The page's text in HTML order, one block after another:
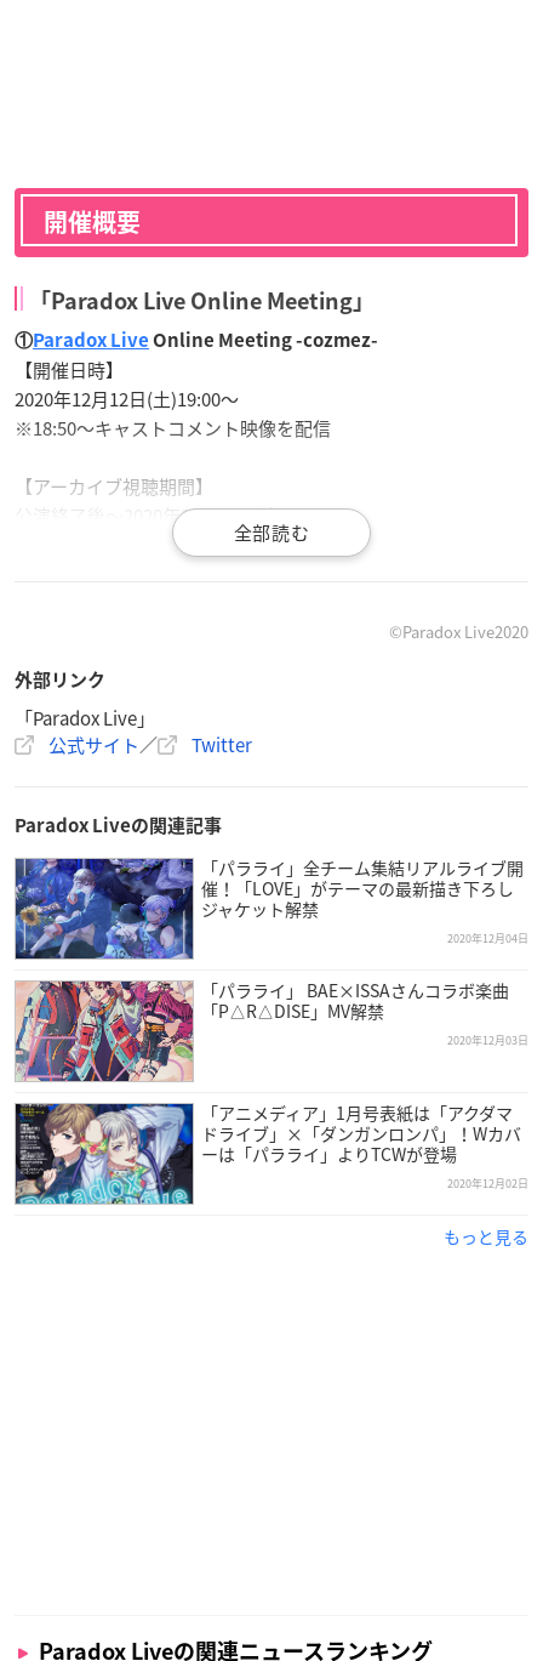
開催概要
「Paradox Live Online Meeting」
①Paradox Live Online Meeting -cozmez-
【開催日時】
2020年12月12日(土)19:00～
※18:50～キャストコメント映像を配信
【アーカイブ視聴期間】
公演終了後～2020年12月19日(土)23:59
※期間中は、ライブ配信をご覧になった方でも、見逃した方で
②Paradox Live Online Meeting -BAE-
【開催日時】
【出演】
梶原岳人・村瀬歩・96猫
③Paradox Live Online Meeting -The Cat’s Whiskers-
【開催日時】
2021年初頭配信予定
【出演】
後日発表
④Paradox Live Online Meeting -悪漢奴等-
【開催日時】
©Paradox Live2020
外部リンク
「Paradox Live」
公式サイト／ Twitter
Paradox Liveの関連記事
「パラライ」全チーム集結リアルライブ開
催！「LOVE」がテーマの最新描き下ろし
ジャケット解禁
2020年12月04日
「パラライ」 BAE×ISSAさんコラボ楽曲
「P△R△DISE」MV解禁
2020年12月03日
「アニメディア」1月号表紙は「アクダマ
ドライブ」×「ダンガンロンパ」！Wカバ
ーは「パラライ」よりTCWが登場
2020年12月02日
もっと見る
Paradox Liveの関連ニュースランキング